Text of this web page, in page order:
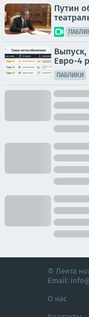
Путин
Выпуск,
Евро-4
ПАБЛИКИ
© Лента
Email:
О нас